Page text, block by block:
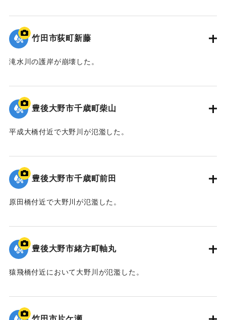
｜固有コード:09922051
竹田市荻町新藤
滝水川の護岸が崩壊した。
｜固有コード:09922050
豊後大野市千歳町柴山
平成大橋付近で大野川が氾濫した。
｜固有コード:09922049
豊後大野市千歳町前田
原田橋付近で大野川が氾濫した。
｜固有コード:09922048
豊後大野市緒方町軸丸
猿飛橋付近において大野川が氾濫した。
｜固有コード:09922047